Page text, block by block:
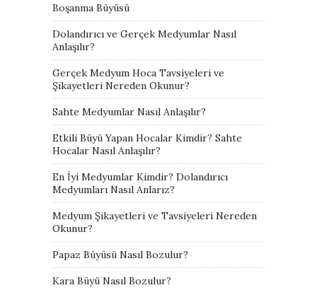
Boşanma Büyüsü
Dolandırıcı ve Gerçek Medyumlar Nasıl
Anlaşılır?
Gerçek Medyum Hoca Tavsiyeleri ve
Şikayetleri Nereden Okunur?
Sahte Medyumlar Nasıl Anlaşılır?
Etkili Büyü Yapan Hocalar Kimdir? Sahte
Hocalar Nasıl Anlaşılır?
En İyi Medyumlar Kimdir? Dolandırıcı
Medyumları Nasıl Anlarız?
Medyum Şikayetleri ve Tavsiyeleri Nereden
Okunur?
Papaz Büyüsü Nasıl Bozulur?
Kara Büyü Nasıl Bozulur?